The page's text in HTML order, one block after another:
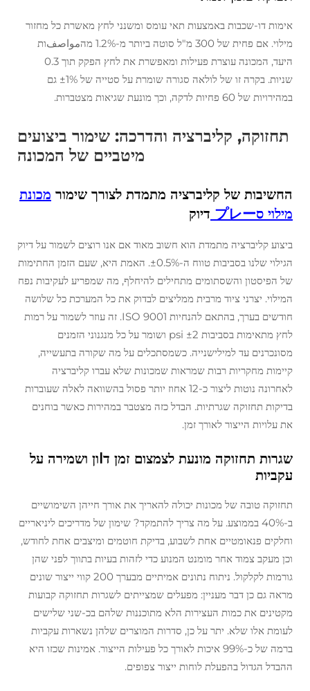
אימות דו-שכבות באמצעות תאי עומס ומשנני לחץ מאשרת כל מחזור
מילוי. אם פחית של 300 מ"ל סוטה ביותר מ-1.2% מהمواصفות
היעד, המכונה עוצרת פעילות ומאפשרת את לחץ הפקק תוך 0.3
שניות. בקרה זו של לולאה סגורה שומרת על סטייה של ±1% גם
במהירויות של 60 פחיות לדקה, וכך מונעת שגיאות מצטברות.
תחזוקה, קליברציה והדרכה: שימור ביצועים
מיטביים של המכונה
החשיבות של קליברציה מתמדת לצורך שימור מכונת
מילוי סプレー
דיוק
ביצוע קליברציה מתמדת הוא חשוב מאוד אם אנו רוצים לשמור על דיוק
הגילוי שלנו בסביבות טווח ה-±0.5%. האמת היא, שעם הזמן החתימות
של הפיסטון והשסתומים מתחילים להיחלף, מה שמפריע לעקיבות נפח
המילוי. יצרני ציוד מרבית ממליצים לבדוק את כל המערכת כל שלושה
חודשים בערך, בהתאם להנחיות ISO 9001. זה עוזר לשמור על רמות
לחץ מתאימות בסביבות ±2 psi ושומר על כל מנגנוני הזמנים
מסונכרנים עד למילישנייה. כשמסתכלים על מה שקורה בתעשייה,
קיימות מחקריות רבות שמראות שמכונות שלא עברו קליברציה
לאחרונה נוטות ליצור כ-12 אחוז יותר פסול בהשוואה לאלה שעוברות
בדיקות תחזוקה שגרתיות. הבדל כזה מצטבר במהירות כאשר בוחנים
את עלויות הייצור לאורך זמן.
שגרות תחזוקה מונעת לצמצום זמן דاון ושמירה על
עקביות
תחזוקה טובה של מכונות יכולה להאריך את אורך חייהן השימושיים
ב-40% בממוצע. על מה צריך להתמקד? שימון של מדריכים ליניאריים
וחלקים פנאומטיים אחת לשבוע, בדיקת חוטמים ומיצבים אחת לחודש,
וכן מעקב צמוד אחר מומנט המנוע כדי לזהות בעיות בתווך לפני שהן
גורמות לקלקול. ניתוח נתונים אמיתיים מבערך 200 קווי ייצור שונים
מראה גם כן דבר מעניין: מפעלים שמצייתים לשגרות תחזוקה קבועות
מקטינים את כמות העצירות הלא מתוכננות שלהם בכ-שני שלישים
לעומת אלו שלא. יתר על כן, סדרות המוצרים שלהן נשארות עקביות
ברמה של כ-99% איכות לאורך כל פעילות הייצור. אמינות שכזו היא
ההבדל הגדול בהפעלת לוחות ייצור צפופים.